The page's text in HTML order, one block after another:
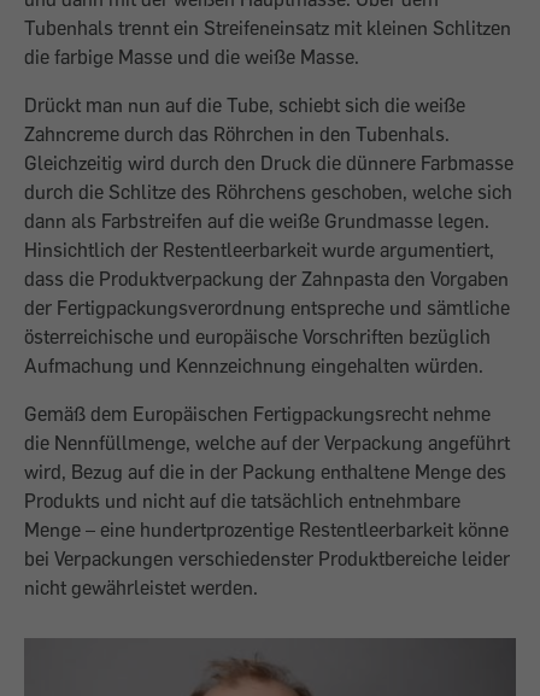
Tubenhals trennt ein Streifeneinsatz mit kleinen Schlitzen
die farbige Masse und die weiße Masse.
Drückt man nun auf die Tube, schiebt sich die weiße
Zahncreme durch das Röhrchen in den Tubenhals.
Gleichzeitig wird durch den Druck die dünnere Farbmasse
durch die Schlitze des Röhrchens geschoben, welche sich
dann als Farbstreifen auf die weiße Grundmasse legen.
Hinsichtlich der Restentleerbarkeit wurde argumentiert,
dass die Produktverpackung der Zahnpasta den Vorgaben
der Fertigpackungsverordnung entspreche und sämtliche
österreichische und europäische Vorschriften bezüglich
Aufmachung und Kennzeichnung eingehalten würden.
Gemäß dem Europäischen Fertigpackungsrecht nehme
die Nennfüllmenge, welche auf der Verpackung angeführt
wird, Bezug auf die in der Packung enthaltene Menge des
Produkts und nicht auf die tatsächlich entnehmbare
Menge – eine hundertprozentige Restentleerbarkeit könne
bei Verpackungen verschiedenster Produktbereiche leider
nicht gewährleistet werden.